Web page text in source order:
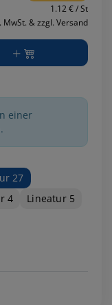
1.12 € / St
MwSt. & zzgl. Versand
einer
27
4
Lineatur 5